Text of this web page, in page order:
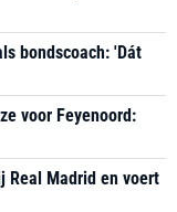
bondscoach: 'Dát
voor Feyenoord:
Real Madrid en voert